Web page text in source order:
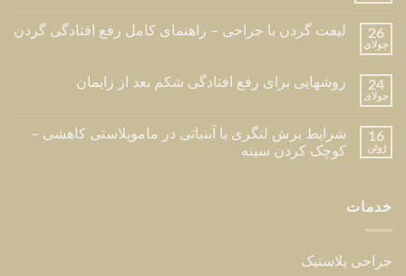
26
جولای
لیفت گردن با جراحی – راهنمای کامل رفع افتادگی گردن
24
جولای
روشهایی برای رفع افتادگی شکم بعد از زایمان
16
ژوئن
شرایط برش لنگری یا آبنباتی در ماموپلاستی کاهشی –
کوچک کردن سینه
خدمات
جراحی پلاستیک